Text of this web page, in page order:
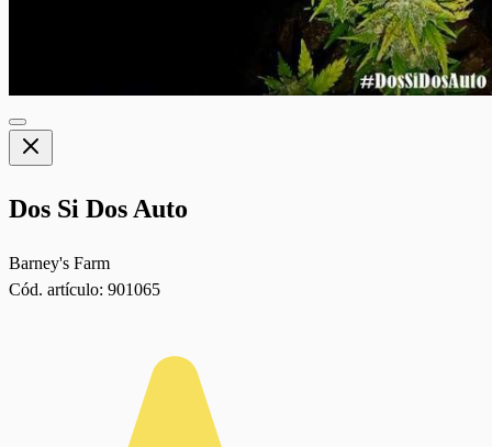
Dos Si Dos Auto
Barney's Farm
Cód. artículo: 901065